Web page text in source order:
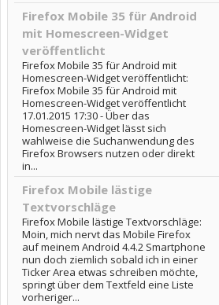
Firefox Mobile 35 für Android
mit Homescreen-Widget
veröffentlicht
Firefox Mobile 35 für Android mit
Homescreen-Widget veröffentlicht:
Firefox Mobile 35 für Android mit
Homescreen-Widget veröffentlicht
17.01.2015 17:30 - Über das
Homescreen-Widget lässt sich
wahlweise die Suchanwendung des
Firefox Browsers nutzen oder direkt
in...
Firefox Mobile lästige
Textvorschläge
Firefox Mobile lästige Textvorschläge:
Moin, mich nervt das Mobile Firefox
auf meinem Android 4.4.2 Smartphone
nun doch ziemlich sobald ich in einer
Ticker Area etwas schreiben möchte,
springt über dem Textfeld eine Liste
vorheriger...